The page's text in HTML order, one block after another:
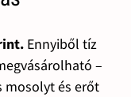
Ennyiből tíz
–
mosolyt és erőt